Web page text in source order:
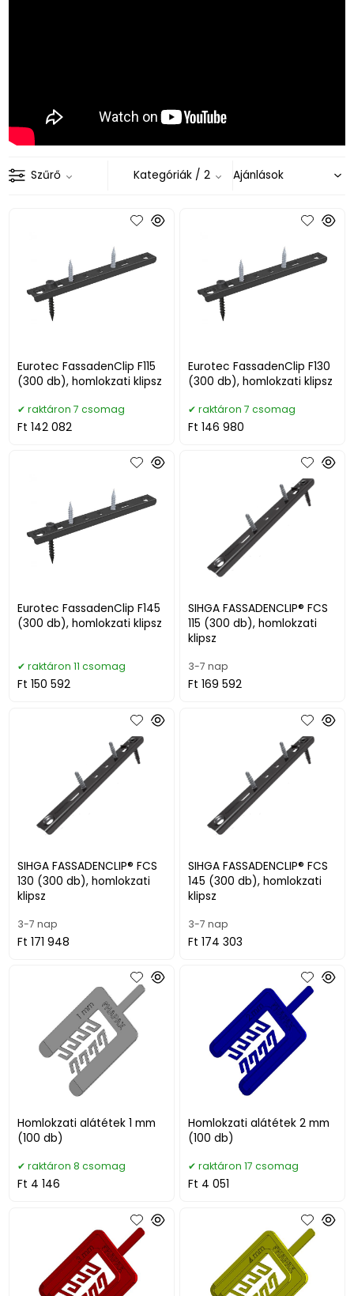
Szűrő Kategóriák / 2
Eurotec FassadenClip F115
(300 db), homlokzati klipsz
raktáron 7 csomag
Ft 142 082
Eurotec FassadenClip F130
(300 db), homlokzati klipsz
raktáron 7 csomag
Ft 146 980
Eurotec FassadenClip F145
(300 db), homlokzati klipsz
raktáron 11 csomag
Ft 150 592
SIHGA FASSADENCLIP® FCS
115 (300 db), homlokzati
klipsz
3-7 nap
Ft 169 592
SIHGA FASSADENCLIP® FCS
130 (300 db), homlokzati
klipsz
3-7 nap
Ft 171 948
SIHGA FASSADENCLIP® FCS
145 (300 db), homlokzati
klipsz
3-7 nap
Ft 174 303
Homlokzati alátétek 1 mm
(100 db)
raktáron 8 csomag
Ft 4 146
Homlokzati alátétek 2 mm
(100 db)
raktáron 17 csomag
Ft 4 051